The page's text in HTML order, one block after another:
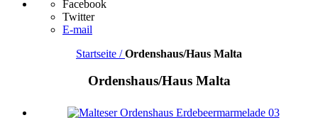
Facebook
Twitter
E-mail
Startseite / Ordenshaus/Haus Malta
Ordenshaus/Haus Malta